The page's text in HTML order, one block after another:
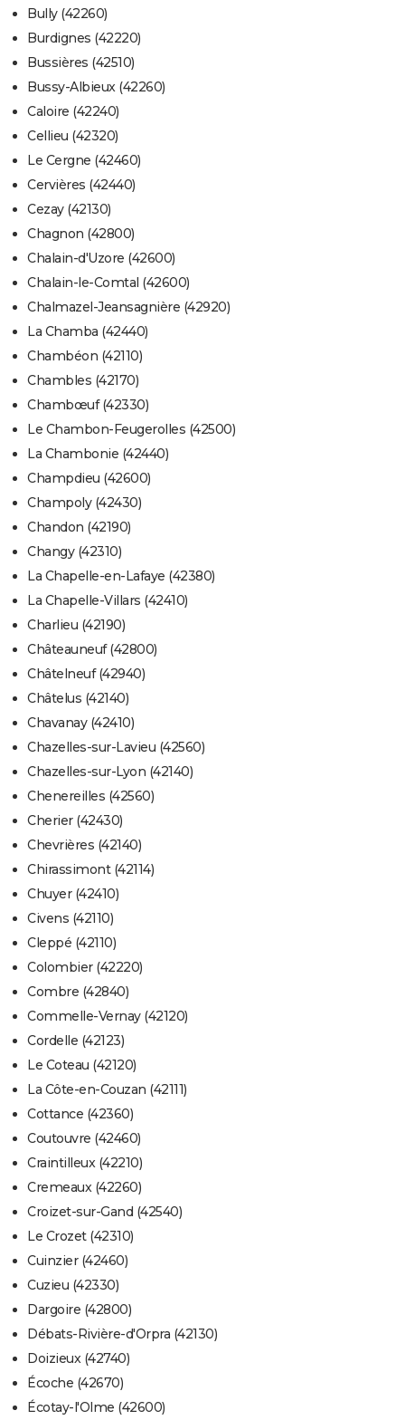
Bully (42260)
Burdignes (42220)
Bussières (42510)
Bussy-Albieux (42260)
Caloire (42240)
Cellieu (42320)
Le Cergne (42460)
Cervières (42440)
Cezay (42130)
Chagnon (42800)
Chalain-d'Uzore (42600)
Chalain-le-Comtal (42600)
Chalmazel-Jeansagnière (42920)
La Chamba (42440)
Chambéon (42110)
Chambles (42170)
Chambœuf (42330)
Le Chambon-Feugerolles (42500)
La Chambonie (42440)
Champdieu (42600)
Champoly (42430)
Chandon (42190)
Changy (42310)
La Chapelle-en-Lafaye (42380)
La Chapelle-Villars (42410)
Charlieu (42190)
Châteauneuf (42800)
Châtelneuf (42940)
Châtelus (42140)
Chavanay (42410)
Chazelles-sur-Lavieu (42560)
Chazelles-sur-Lyon (42140)
Chenereilles (42560)
Cherier (42430)
Chevrières (42140)
Chirassimont (42114)
Chuyer (42410)
Civens (42110)
Cleppé (42110)
Colombier (42220)
Combre (42840)
Commelle-Vernay (42120)
Cordelle (42123)
Le Coteau (42120)
La Côte-en-Couzan (42111)
Cottance (42360)
Coutouvre (42460)
Craintilleux (42210)
Cremeaux (42260)
Croizet-sur-Gand (42540)
Le Crozet (42310)
Cuinzier (42460)
Cuzieu (42330)
Dargoire (42800)
Débats-Rivière-d'Orpra (42130)
Doizieux (42740)
Écoche (42670)
Écotay-l'Olme (42600)